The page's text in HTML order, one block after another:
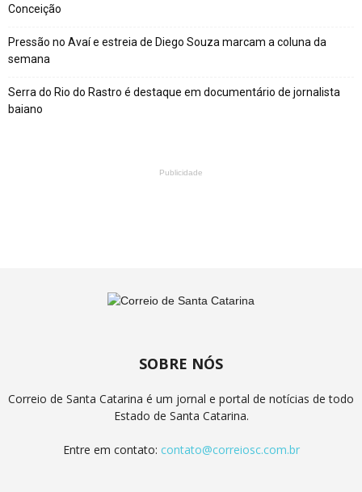
Conceição
Pressão no Avaí e estreia de Diego Souza marcam a coluna da
semana
Serra do Rio do Rastro é destaque em documentário de jornalista
baiano
Publicidade
SOBRE NÓS
Correio de Santa Catarina é um jornal e portal de notícias de todo
Estado de Santa Catarina.
Entre em contato: contato@correiosc.com.br